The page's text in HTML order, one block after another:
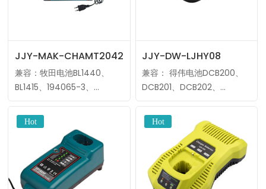
JJY-MAK-CHAMT2042
兼容：牧田电池BL1440、
BL1415、194065-3、
BDF343、DA340DRF等。输
出电压：14.4~18V输出电流：
4.0A制造商：标准电波
MOQ：10件……
JJY-DW-LJHY08
兼容： 得伟电池DCB200、
DCB201、DCB202、
出电压：7.2~18V 输出电流：
400mA 制造商：金俊业
MOQ：10件 ……